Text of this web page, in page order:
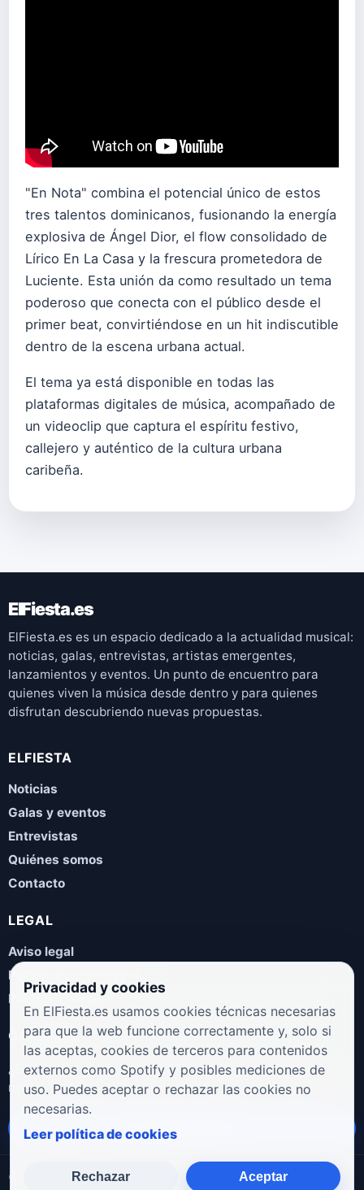
"En Nota" combina el potencial único de estos
tres talentos dominicanos, fusionando la energía
explosiva de Ángel Dior, el flow consolidado de
Lírico En La Casa y la frescura prometedora de
Luciente. Esta unión da como resultado un tema
poderoso que conecta con el público desde el
primer beat, convirtiéndose en un hit indiscutible
dentro de la escena urbana actual.
El tema ya está disponible en todas las
plataformas digitales de música, acompañado de
un videoclip que captura el espíritu festivo,
callejero y auténtico de la cultura urbana
caribeña.
ElFiesta.es
ElFiesta.es es un espacio dedicado a la actualidad musical:
noticias, galas, entrevistas, artistas emergentes,
lanzamientos y eventos. Un punto de encuentro para
quienes viven la música desde dentro y para quienes
disfrutan descubriendo nuevas propuestas.
ELFIESTA
Noticias
Galas y eventos
Entrevistas
Quiénes somos
Contacto
LEGAL
Aviso legal
Política de privacidad
Política de cookies
COLABORA
¿Eres artista, manager, sello o promotor? Envíanos tus
novedades, galas, entrevistas o propuestas musicales.
Enviar propuesta
© 2026 ElFiesta.es Noticias · Galas · Entrevistas · Música
Privacidad y cookies
En ElFiesta.es usamos cookies técnicas necesarias
para que la web funcione correctamente y, solo si
las aceptas, cookies de terceros para contenidos
externos como Spotify y posibles mediciones de
uso. Puedes aceptar o rechazar las cookies no
necesarias.
Leer política de cookies
Rechazar Aceptar